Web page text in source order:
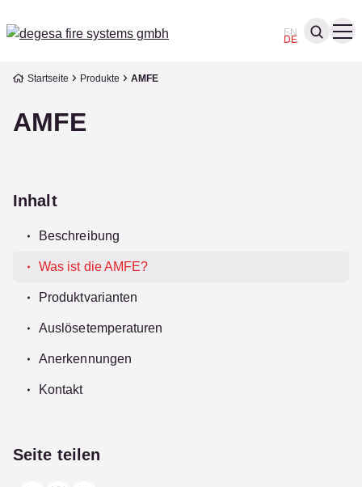
EN
DE
Startseite Produkte AMFE
AMFE
Inhalt
Beschreibung
Was ist die AMFE?
Produktvarianten
Auslösetemperaturen
Anerkennungen
Kontakt
Seite teilen